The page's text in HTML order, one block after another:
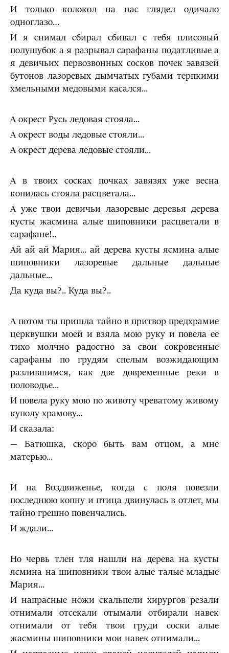
И только колокол на нас глядел одичало
одноглазо…
И я снимал сбирал сбивал с тебя плисовый
полушубок а я разрывал сарафаны податливые а
я девичьих первозвонных сосков почек эавязей
бутонов лазоревых дымчатых губами терпкими
хмельными медовыми касался...
А окрест Русь ледовая стояла...
А окрест воды ледовые стояли...
А окрест дерева ледовые стояли...
А в твоих сосках почках завязях уже весна
копилась стояла расцветала...
А уже твои девичьи лазоревые деревья дерева
кусты жасмина алые шиповники расцветали в
сарафане!..
Ай ай ай Мария... ай дерева кусты ясмина алые
шиповники лазоревые дальные дальные
дальные...
Да куда вы?.. Куда вы?..
А потом ты пришла тайно в притвор предхрамие
церквушки моей и взяла мою руку и повела ее
тихо молчно радостно за свои сокровенные
сарафаны по грудям спелым возжидающим
разлившимся, как две довременные реки в
половодье...
И по­вела руку мою по животу чреватому живому
куполу храмову...
И сказала:
— Батюшка, скоро быть вам отцом, а мне
матерью...
И на Воздвиженье, когда с поля повезли
последнюю копну и птица двинулась в отлет, мы
тайно грешно повенчались.
И ждали...
Но червь тлен тля нашли на дерева на кусты
ясмина на шиповники твои алые талые младые
Мария...
И напрасные ножи скальпели хирургов резали
отнимали отсекали отымали отбирали навек
отнимали от тебя твои груди соски алые
жасмины шиповники мои навек отнимали...